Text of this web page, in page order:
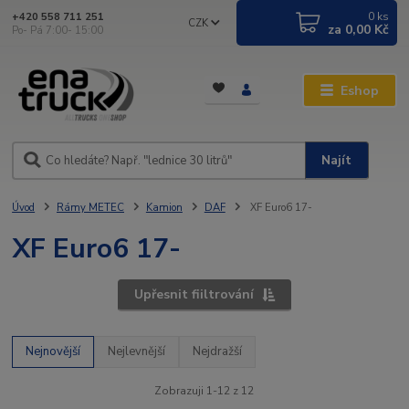
Eshop
CZK
Najít
+420 558 711 251
Po- Pá 7:00- 15:00
0 ks
za 0,00 Kč
Úvod Rámy METEC Kamion DAF XF Euro6 17-
XF Euro6 17-
Upřesnit fiiltrování
Nejnovější Nejlevnější Nejdražší
Zobrazuji 1-12 z 12